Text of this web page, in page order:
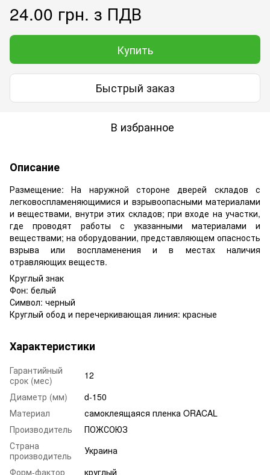
24.00 грн. з ПДВ
Купить
Быстрый заказ
В избранное
Описание
Размещение: На наружной стороне дверей складов с
легковоспламеняющимися и взрывоопасными материалами
и веществами, внутри этих складов; при входе на участки,
где проводят работы с указанными материалами и
веществами; на оборудовании, представляющем опасность
взрыва или воспламенения и в местах наличия
отравляющих веществ.
Круглый знак
Фон: белый
Символ: черный
Круглый обод и перечеркивающая линия: красные
Характеристики
Гарантийный
срок (мес)
12
Диаметр (мм)
d-150
Материал
самоклеящаяся пленка ORACAL
Производитель
ПОЖСОЮЗ
Страна
производитель
Украина
Форм-фактор
круглый